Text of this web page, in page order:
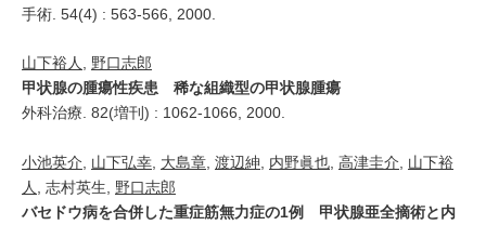
手術. 54(4) : 563-566, 2000.
山下裕人, 野口志郎
甲状腺の腫瘍性疾患 稀な組織型の甲状腺腫瘍
外科治療. 82(増刊) : 1062-1066, 2000.
小池英介 山下弘幸 大島章 渡辺紳 内野眞也 高津圭介
山下裕
人
, 志村英生, 野口志郎
バセドウ病を合併した重症筋無力症の1例 甲状腺亜全摘術と内